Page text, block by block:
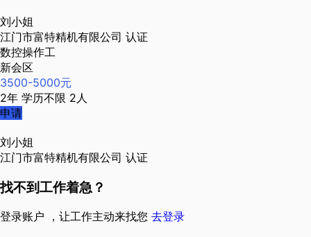
刘小姐
江门市富特精机有限公司 认证
数控操作工
新会区
3500-5000元
2年 学历不限 2人
申请
刘小姐
江门市富特精机有限公司 认证
找不到工作着急？
登录账户 ，让工作主动来找您 去登录